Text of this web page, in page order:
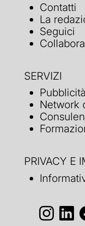
Contatti
La
Seguici
Collabora
SERVIZI
Pubblicità
Network
PRIVACY E